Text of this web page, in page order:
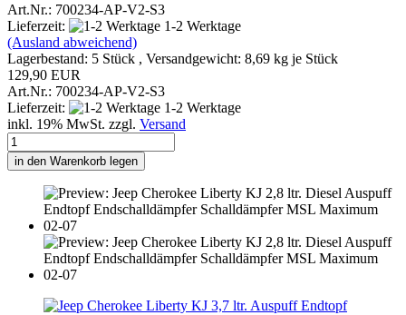
Art.Nr.: 700234-AP-V2-S3
Lieferzeit:
1-2 Werktage
(Ausland abweichend)
Lagerbestand: 5 Stück , Versandgewicht: 8,69 kg je Stück
129,90 EUR
Art.Nr.: 700234-AP-V2-S3
Lieferzeit:
1-2 Werktage
inkl. 19% MwSt. zzgl. Versand
in den Warenkorb legen